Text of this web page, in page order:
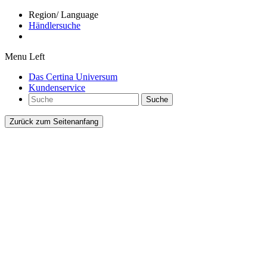
Region/ Language
Händlersuche
Menu Left
Das Certina Universum
Kundenservice
Suche
Zurück zum Seitenanfang